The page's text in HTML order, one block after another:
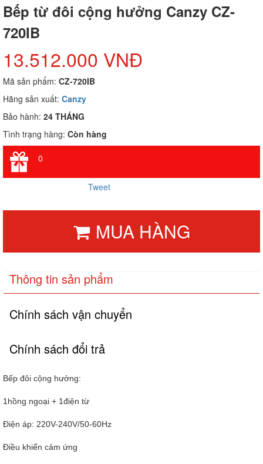
Bếp từ đôi cộng hưởng Canzy CZ-
720IB
13.512.000 VNĐ
Mã sản phẩm: CZ-720IB
Hãng sản xuất: Canzy
Bảo hành: 24 THÁNG
Tình trạng hàng: Còn hàng
0
Tweet
MUA HÀNG
Thông tin sản phẩm
Chính sách vận chuyển
Chính sách đổi trả
Bếp đôi cộng hưởng:
1hồng ngoại + 1điện từ
Điện áp: 220V-240V/50-60Hz
Điều khiển cảm ứng